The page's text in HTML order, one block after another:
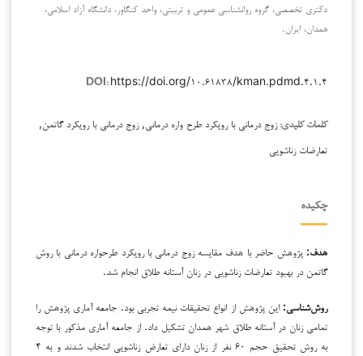
دکتری تخصصی، گروه روانشناسی عمومی و تربیتی، واحد کنگاور، دانشگاه آزاد اسلامی،
همدان، ایران.
DOI: https://doi.org/۱۰.۶۱۸۳۸/kman.pdmd.۴.۱.۴
کلمات کلیدی:زوج درمانی با رویکرد طرح واره درمانی, زوج درمانی با رویکرد گاتمن,
تعارضات زناشویی
چکیده
هدف: پژوهش حاضر با هدف مقایسه زوج درمانی با رویکرد طرح­واره درمانی با روش
گاتمن در بهبود تعارضات زناشویی در زنان آستانه طلاق انجام شد.
روش‌شناسی: این پژوهش از انواع تحقیقات نیمه تجربی بود. جامعه آماری پژوهش را
تمامی زنان در آستانه طلاق شهر همدان تشکیل داد. از جامعه آماری مذکور با توجه
به روش تحقیق حجم ۶۰ نفر از زنان دارای تعارض زناشویی انتخاب شدند
و به ۴